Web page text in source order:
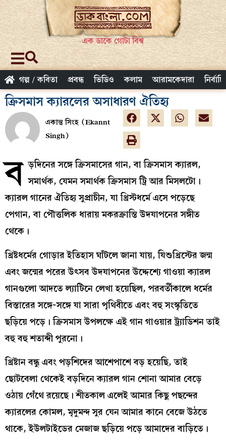
এক ডাকে গোটা বিশ্ব
গল্প / কবিতা প্রবন্ধ ভিডিও কলাম আরামকেদারা
ক্রিসমাস ক্যারলের অসাধারণ ঐতিহ্য
একান্ত সিংহ (Ekannt
Singh)
ব ড়দিনের সঙ্গে ক্রিসমাসের গান, বা ক্রিসমাস ক্যারল,
সমার্থক, যেমন সমার্থক ক্রিসমাস ট্রি আর মিসলটো।
ক্যারল গানের ঐতিহ্য সুপ্রাচীন, যা খ্রিস্টধর্মে এসে পড়েছে
পেগান, বা পৌত্তলিক ধারায় মকরক্রান্তি উদযাপনের সঙ্গীত
থেকে।
খ্রিষ্টধর্মের গোড়ার ইতিহাস ঘাঁটলে জানা যায়, যিশুখ্রিস্টের জন্ম
এবং জন্মের পরের উৎসব উদযাপনের উদ্দেশ্যে গাওয়া ক্যারল
গানগুলো আদতে ল্যাটিনে লেখা হয়েছিল, পরবর্তীকালে ধর্মের
বিস্তারের সঙ্গে-সঙ্গে যা সারা পৃথিবীতে এবং বহু সংস্কৃতিতে
ছড়িয়ে পড়ে। ক্রিসমাস উপলক্ষে এই গান গাওয়ার ট্র্যাডিশন তাই
বহু বহু শতাব্দী পুরনো।
খ্রিষ্টান বন্ধু এবং পড়শিদের আশেপাশে বড় হয়েছি, তাই
ছোটবেলা থেকেই বড়দিনে ক্যারল গান শোনা আমার বেড়ে
ওঠায় গেঁথে রয়েছে। শীতকাল এলেই আমার কিছু পছন্দের
ক্যারলের কোমল, মৃদুমন্দ সুর যেন আমার কানে বেজে উঠতে
থাকে, ইউলটাইডের মেজাজ ছড়িয়ে পড়ে আমাদের বাড়িতে।